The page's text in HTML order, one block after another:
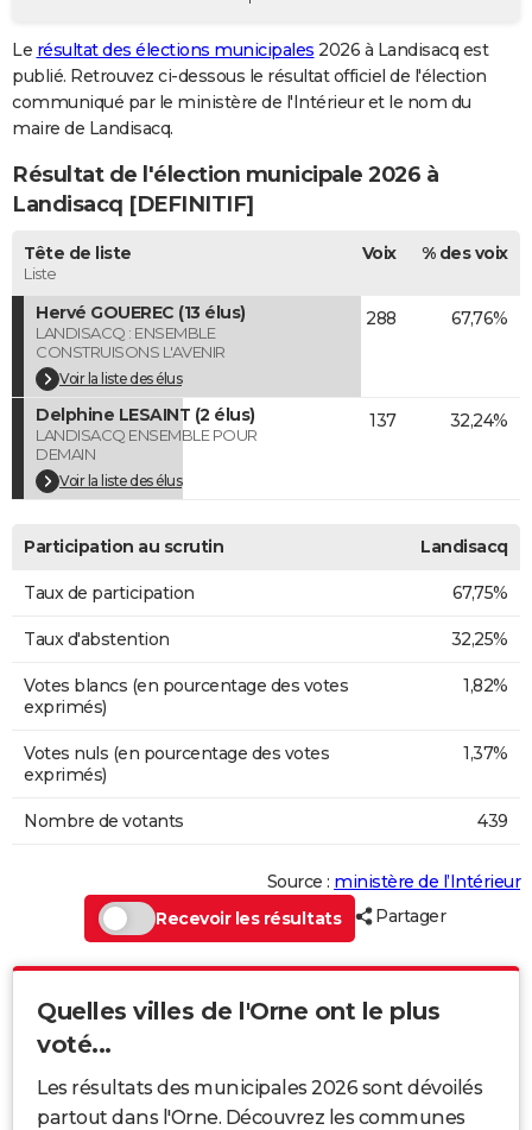
GUIDES D'ACHAT
BONS PLANS
CARTE DE VOEUX
Carte de Noël
Carte Bonne année
Carte Saint-Valentin
Carte Pâques
Carte d'anniversaire
DICTIONNAIRE
Dictionnaire
Biographies
Citations
Expressions
Proverbes
PROGRAMME TV
COPAINS D'AVANT
S'inscrire
Se connecter
Lycées
Collèges
Primaires
Universités
Entreprises
Service militaire
Avis de recherche
AVIS DE DÉCÈS
FORUM
Bricolage
Lifestyle
Culture
Sport
Auto
Television
Voyage
Cinema
Le résultat des élections municipales 2026 à Landisacq est
publié. Retrouvez ci-dessous le résultat officiel de l'élection
communiqué par le ministère de l'Intérieur et le nom du
maire de Landisacq.
Résultat de l'élection municipale 2026 à
Landisacq [DEFINITIF]
Tête de liste
Liste
Voix % des voix
Hervé GOUEREC (13 élus)
LANDISACQ : ENSEMBLE
CONSTRUISONS L'AVENIR
Voir la liste des élus
288 67,76%
Delphine LESAINT (2 élus)
LANDISACQ ENSEMBLE POUR
DEMAIN
Voir la liste des élus
137 32,24%
Participation au scrutin Landisacq
Taux de participation 67,75%
Taux d'abstention 32,25%
Votes blancs (en pourcentage des votes
exprimés)
1,82%
Votes nuls (en pourcentage des votes
exprimés)
1,37%
Nombre de votants 439
Source : ministère de l’Intérieur
Recevoir les résultats
Partager
Quelles villes de l'Orne ont le plus
voté...
Les résultats des municipales 2026 sont dévoilés
partout dans l'Orne. Découvrez les communes